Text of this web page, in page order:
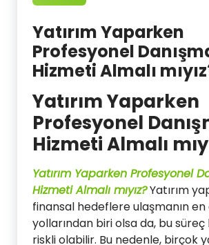
Yatırım Yaparken
Profesyonel
Hizmeti Almalı
Yatırım Yaparken
Profesyonel
Hizmeti Almalı
Yatırım Yaparken Profesyonel
Hizmeti Almalı mıyız?Yatırım
finansal hedeflere ulaşmanın
yollarından biri olsa da, bu süreç
riskli olabilir. Bu nedenle, birçok